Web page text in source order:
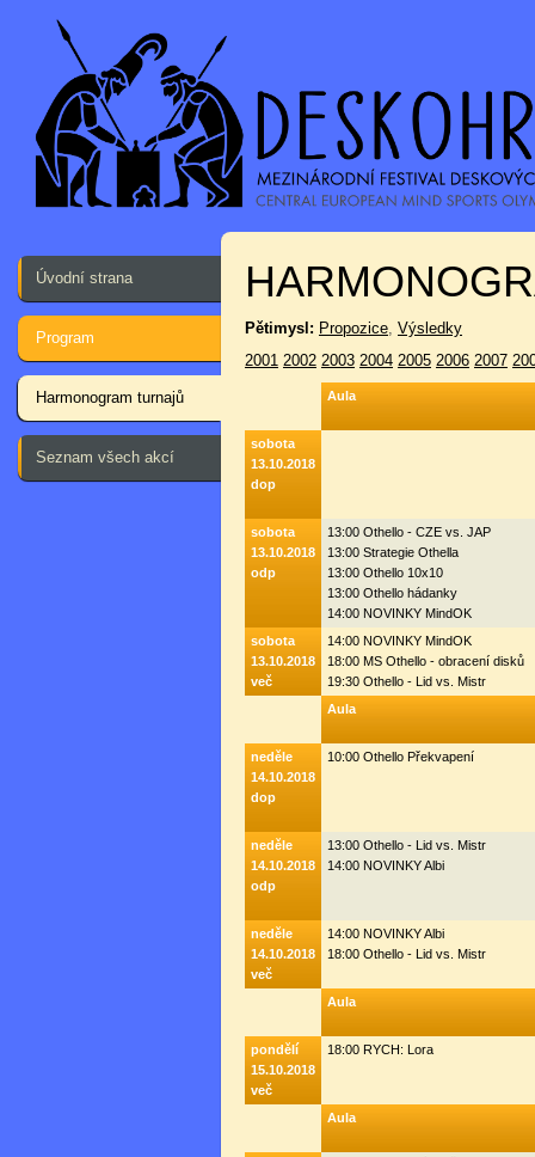
Úvodní strana
Program
Harmonogram turnajů
Seznam všech akcí
Pětimysl: Propozice, Výsledky
2001 2002 2003 2004 2005 2006 2007
Aula
sobota
13.10.2018
dop
sobota
13.10.2018
odp
13:00 Othello - CZE vs. JAP
13:00 Strategie Othella
13:00 Othello 10x10
13:00 Othello hádanky
14:00 NOVINKY MindOK
sobota
13.10.2018
več
14:00 NOVINKY MindOK
18:00 MS Othello - obracení disků
19:30 Othello - Lid vs. Mistr
Aula
neděle
14.10.2018
dop
10:00 Othello Překvapení
neděle
14.10.2018
odp
13:00 Othello - Lid vs. Mistr
14:00 NOVINKY Albi
neděle
14.10.2018
več
14:00 NOVINKY Albi
18:00 Othello - Lid vs. Mistr
Aula
pondělí
15.10.2018
več
18:00 RYCH: Lora
Aula